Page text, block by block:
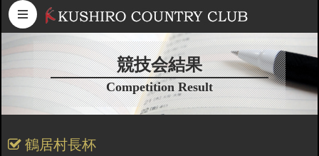
コンテンツへスキップ
競技会結果
Competition Result
鶴居村長杯